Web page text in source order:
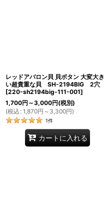
レッドアバロン貝 貝ボタン 大変大き
い超貴重な貝 SH-2194BIG 2穴
[220-sh2194big-111-001]
1,700円 ～3,000円(税別)
(税込 : 1,870円 ～3,300円)
1件
カートに入れる